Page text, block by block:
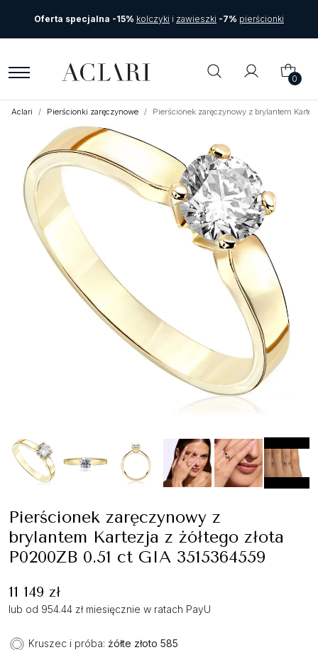
Oferta specjalna -15% kolczyki i zawieszki -7% pierścionki
0
Aclari Pierścionki zaręczynowe Pierścionek zaręczynowy z brylantem
Pierścionek zaręczynowy z
brylantem Kartezja z żółtego złota
P0200ZB 0.51 ct GIA 3515364559
11 149 zł
lub od 954.44 zł miesięcznie w ratach PayU
Kruszec i próba: żółte złoto 585